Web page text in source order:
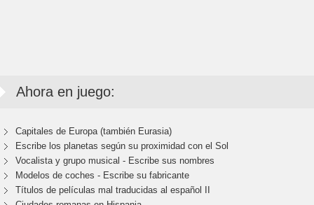
Ahora en juego:
Capitales de Europa (también Eurasia)
Escribe los planetas según su proximidad con el Sol
Vocalista y grupo musical - Escribe sus nombres
Modelos de coches - Escribe su fabricante
Títulos de películas mal traducidas al español II